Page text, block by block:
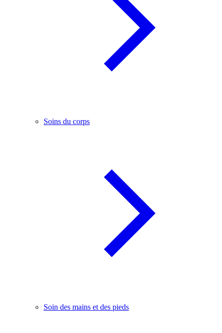
Soins du corps
Soin des mains et des pieds